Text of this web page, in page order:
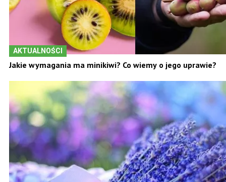
AKTUALNOŚCI
Jakie wymagania ma minikiwi? Co wiemy o jego uprawie?